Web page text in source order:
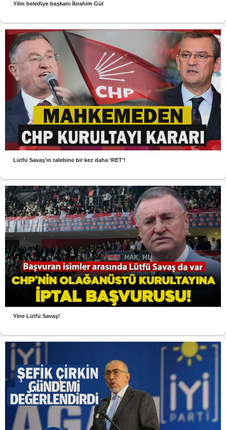
Yılın belediye başkanı İbrahim Gül
Lütfü Savaş’ın talebine bir kez daha ‘RET’!
Yine Lütfü Savaş!